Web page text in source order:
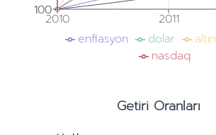
2010 2011
100
100
enflasyon dolar altın
nasdaq
Getiri Oranları